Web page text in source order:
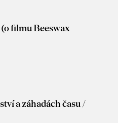
filmu Beeswax
a záhadách času /